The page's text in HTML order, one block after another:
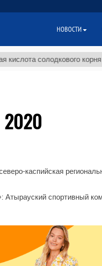
солодкового корня
2020
каспийская
Атырауский спортивный
НОВОСТИ